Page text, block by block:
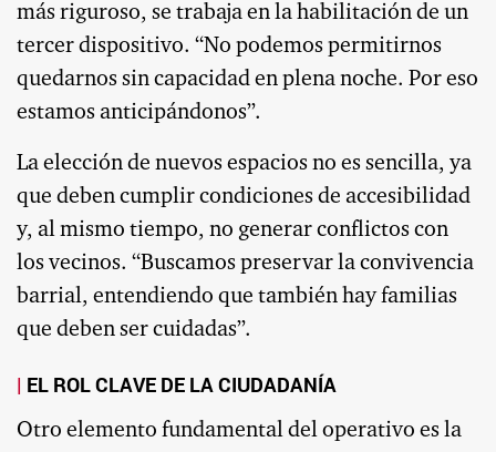
más riguroso, se trabaja en la habilitación de un
tercer dispositivo. “No podemos permitirnos
quedarnos sin capacidad en plena noche. Por eso
estamos anticipándonos”.
La elección de nuevos espacios no es sencilla, ya
que deben cumplir condiciones de accesibilidad
y, al mismo tiempo, no generar conflictos con
los vecinos. “Buscamos preservar la convivencia
barrial, entendiendo que también hay familias
que deben ser cuidadas”.
EL ROL CLAVE DE LA CIUDADANÍA
Otro elemento fundamental del operativo es la